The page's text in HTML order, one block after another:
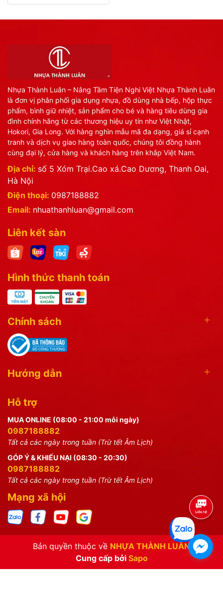
Nhựa Thành Luân – Nâng Tầm Tiện Nghi Việt Nhựa Thành Luân
là đơn vị phân phối gia dụng nhựa, đồ dùng nhà bếp, hộp thực
phẩm, bình giữ nhiệt, sản phẩm cho bé và hàng tiêu dùng gia
đình chính hãng từ các thương hiệu uy tín như Việt Nhật,
Hokori, Gia Long. Với hàng nghìn mẫu mã đa dạng, giá sỉ cạnh
tranh và dịch vụ giao hàng toàn quốc, chúng tôi đồng hành
cùng đại lý, cửa hàng và khách hàng trên khắp Việt Nam.
Địa chỉ: số 5 Xóm Trại.Cao xá.Cao Dương, Thanh Oai,
Hà Nội
Điện thoại: 0987188882
Email: nhuathanhluan@gmail.com
Liên kết sàn
Hình thức thanh toán
Chính sách
Hướng dẫn
Hỗ trợ
MUA ONLINE (08:00 - 21:00 mỗi ngày)
0987188882
Tất cả các ngày trong tuần (Trừ tết Âm Lịch)
GÓP Ý & KHIẾU NẠI (08:30 - 20:30)
0987188882
Tất cả các ngày trong tuần (Trừ tết Âm Lịch)
Mạng xã hội
Bản quyền thuộc về NHỰA THÀNH LUÂN
Cung cấp bởi Sapo